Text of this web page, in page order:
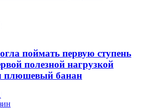
поймать первую ступень
полезной нагрузкой
плюшевый банан